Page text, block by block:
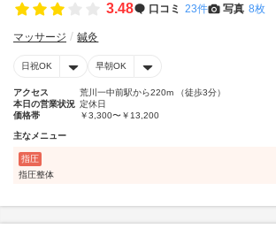
3.48 口コミ 23件 写真 8枚
マッサージ 鍼灸
日祝OK 早朝OK
アクセス
荒川一中前駅から220m （徒歩3分）
本日の営業状況 定休日
価格帯
￥3,300〜￥13,200
主なメニュー
指圧
指圧整体